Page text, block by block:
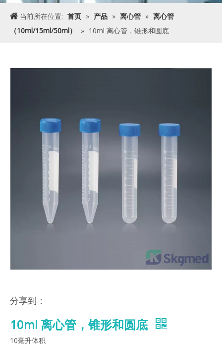
当前所在位置: 首页 » 产品 » 离心管 » 离心管
（10ml/15ml/50ml）
» 10ml 离心管，锥形和圆底
分享到：
10ml 离心管，锥形和圆底
10毫升体积